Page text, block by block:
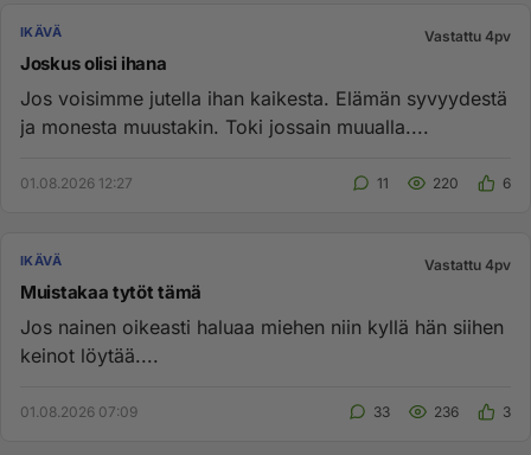
IKÄVÄ Vastattu 4pv
Joskus olisi ihana
Jos voisimme jutella ihan kaikesta. Elämän syvyydestä
ja monesta muustakin. Toki jossain muualla....
01.08.2026 12:27 11 220 6
IKÄVÄ Vastattu 4pv
Muistakaa tytöt tämä
Jos nainen oikeasti haluaa miehen niin kyllä hän siihen
keinot löytää....
01.08.2026 07:09 33 236 3